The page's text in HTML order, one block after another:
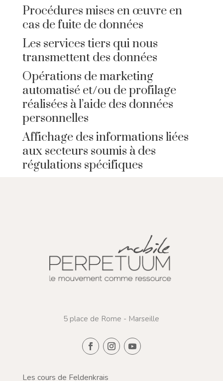
Procédures mises en œuvre en
cas de fuite de données
Les services tiers qui nous
transmettent des données
Opérations de marketing
automatisé et/ou de profilage
réalisées à l’aide des données
personnelles
Affichage des informations liées
aux secteurs soumis à des
régulations spécifiques
5 place de Rome - Marseille
Les cours de Feldenkrais